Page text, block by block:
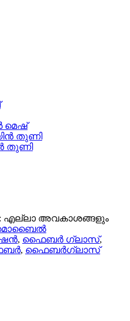
മെഷ്
തുണി
തുണി
: എല്ലാ അവകാശങ്ങളും
മൊബൈൽ
, ഫൈബർ ഗ്ലാസ്,
, ഫൈബർഗ്ലാസ്